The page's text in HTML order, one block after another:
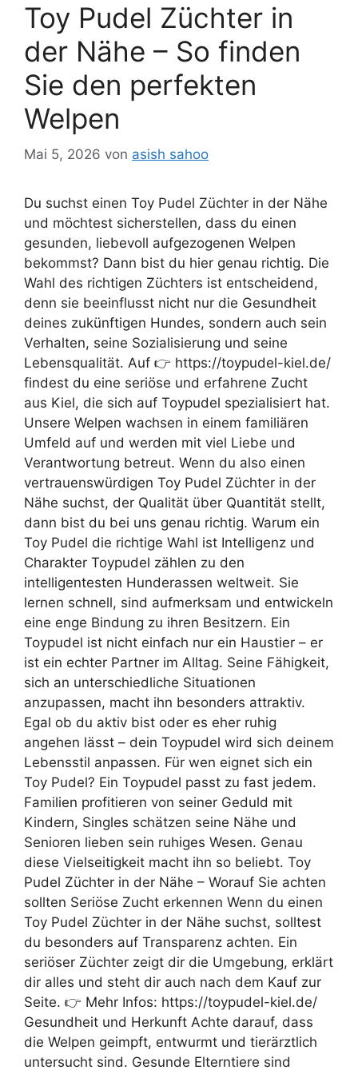
Toy Pudel Züchter in
der Nähe – So finden
Sie den perfekten
Welpen
Mai 5, 2026 von asish sahoo
Du suchst einen Toy Pudel Züchter in der Nähe
und möchtest sicherstellen, dass du einen
gesunden, liebevoll aufgezogenen Welpen
bekommst? Dann bist du hier genau richtig. Die
Wahl des richtigen Züchters ist entscheidend,
denn sie beeinflusst nicht nur die Gesundheit
deines zukünftigen Hundes, sondern auch sein
Verhalten, seine Sozialisierung und seine
Lebensqualität. Auf 👉 https://toypudel-kiel.de/
findest du eine seriöse und erfahrene Zucht
aus Kiel, die sich auf Toypudel spezialisiert hat.
Unsere Welpen wachsen in einem familiären
Umfeld auf und werden mit viel Liebe und
Verantwortung betreut. Wenn du also einen
vertrauenswürdigen Toy Pudel Züchter in der
Nähe suchst, der Qualität über Quantität stellt,
dann bist du bei uns genau richtig. Warum ein
Toy Pudel die richtige Wahl ist Intelligenz und
Charakter Toypudel zählen zu den
intelligentesten Hunderassen weltweit. Sie
lernen schnell, sind aufmerksam und entwickeln
eine enge Bindung zu ihren Besitzern. Ein
Toypudel ist nicht einfach nur ein Haustier – er
ist ein echter Partner im Alltag. Seine Fähigkeit,
sich an unterschiedliche Situationen
anzupassen, macht ihn besonders attraktiv.
Egal ob du aktiv bist oder es eher ruhig
angehen lässt – dein Toypudel wird sich deinem
Lebensstil anpassen. Für wen eignet sich ein
Toy Pudel? Ein Toypudel passt zu fast jedem.
Familien profitieren von seiner Geduld mit
Kindern, Singles schätzen seine Nähe und
Senioren lieben sein ruhiges Wesen. Genau
diese Vielseitigkeit macht ihn so beliebt. Toy
Pudel Züchter in der Nähe – Worauf Sie achten
sollten Seriöse Zucht erkennen Wenn du einen
Toy Pudel Züchter in der Nähe suchst, solltest
du besonders auf Transparenz achten. Ein
seriöser Züchter zeigt dir die Umgebung, erklärt
dir alles und steht dir auch nach dem Kauf zur
Seite. 👉 Mehr Infos: https://toypudel-kiel.de/
Gesundheit und Herkunft Achte darauf, dass
die Welpen geimpft, entwurmt und tierärztlich
untersucht sind. Gesunde Elterntiere sind